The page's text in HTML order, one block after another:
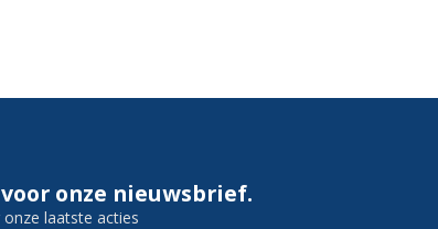
onze nieuwsbrief.
laatste acties